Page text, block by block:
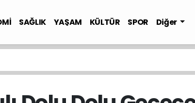
SAĞLIK YAŞAM KÜLTÜR SPOR Diğer